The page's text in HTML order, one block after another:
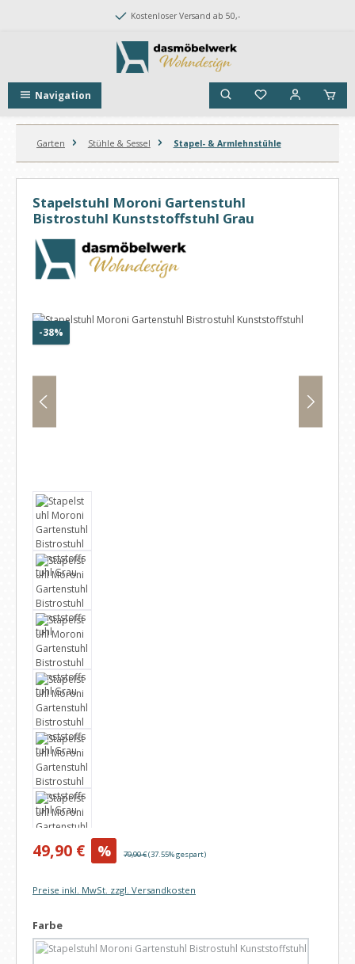
Zum Hauptinhalt springenKostenloser Versand ab 50,-
Navigation
Garten Stühle & Sessel Stapel- & Armlehnstühle
Stapelstuhl Moroni Gartenstuhl
Bistrostuhl Kunststoffstuhl Grau
Bildergalerie überspringen
-38%
Verkaufspreis:
49,90 € % Regulärer Preis:
79,90 €(37.55% gespart)
Preise inkl. MwSt. zzgl. Versandkosten
Farbeauswählen